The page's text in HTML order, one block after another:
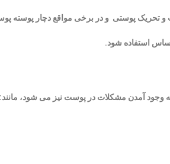
تحریک پوستی و در برخی مواقع دچار پوسته
استفاده شود.
آمدن مشکلات در پوست نیز می شود، مانند: